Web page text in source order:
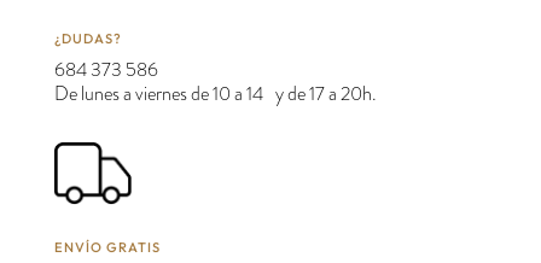
¿DUDAS?
684 373 586
De lunes a viernes de 10 a 14 y de 17 a 20h.
ENVÍO GRATIS